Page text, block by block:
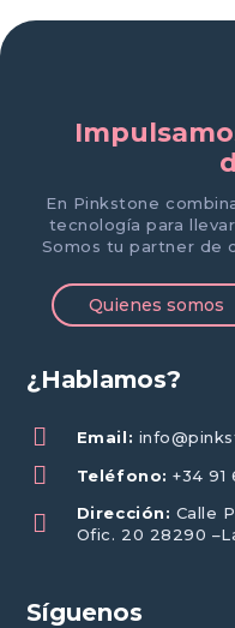
En Pinkstone
tecnología para
Somos tu partner de
Quienes somos
¿Hablamos?
Email:
Teléfono: +34
Dirección: Calle
Ofic. 20 28290
Síguenos